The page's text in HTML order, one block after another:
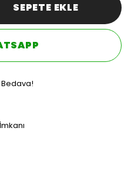
SEPETE EKLE
Bedava!